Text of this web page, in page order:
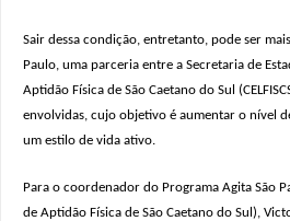
Sair dessa condição, entretanto, pode ser
Paulo, uma parceria entre a Secretaria de
Aptidão Física de São Caetano do Sul
envolvidas, cujo objetivo é aumentar o nível
um estilo de vida ativo.
Para o coordenador do Programa Agita São
de Aptidão Física de São Caetano do Sul),